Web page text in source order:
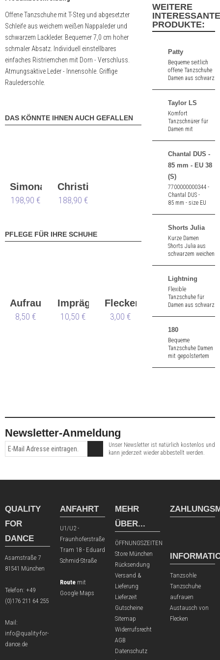
Offene Tanzschuhe mit T-Steg und abgesetzter
Schleife aus weichem weißen Nappaleder und
schwarzem Lackleder. Bequemer 7,0 cm hoher
schmaler Absatz. Individuell einstellbares
einfaches Ristriemchen mit Dorn - Verschluss.
Atmungsaktive Leder - Innensohle. Griffige
Rauledersohle.
DAS KÖNNTE IHNEN AUCH GEFALLEN
Simona
198,90 €
Christina
188,90 €
PFLEGE FÜR IHRE SCHUHE
Aufraubürste
8,50 €
Imprägnierspray
Waterstop
10,50 €
Flecken
Nueva
3,00 €
WEITERE
INTERESSANTE
PRODUKTE:
Patty
Bequeme seitlich
offene Tanzschuhe
Damen aus schwarz
Taylor LS
Komfort
Tanzschnürer für
Damen mit
Veloursleder in
schwarzem
Lackleder . 1,5 cm
hoher Absatz.
Ledersohle.
Chantal DUS -
85 mm - EU 38
(S)
7700000000344 -
Chantal DUS -
85 mm - size EU
Shorts Julia
Kurze Damen
Shorts Julia aus
schwarzem weichen
Lightning
Flexible
Tanzschuhe für
Damen aus schwarz
1,5" (ca. 4,0 cm).
180
Bequeme
Tanzschuhe Damen
mit gepolstertem
Newsletter-Anmeldung
Unser Newsletter ist natürlich kostenlos und
kann jederzeit wieder abbestellt werden.
QUALITY
FOR
DANCE
Asamstraße 7
81541 München
Telefon: +49
(0)176 211 64 255
Mail:
info@quality-for-
dance.de
ANFAHRT
U1/U2 -
Fraunhoferstraße
Tram 18 - Eduard
Schmid-Straße
Route mit
Google Maps
MEHR
ÜBER...
ÖFFNUNGSZEITEN
Store München
Rücksendung
Versand &
Lieferung
Lieferzeit
Gutscheine
Sitemap
Widerrufsrecht
AGB
Datenschutz
Tanzsohle
Tanzschuhe
aufrauen
Austausch von
Flecken